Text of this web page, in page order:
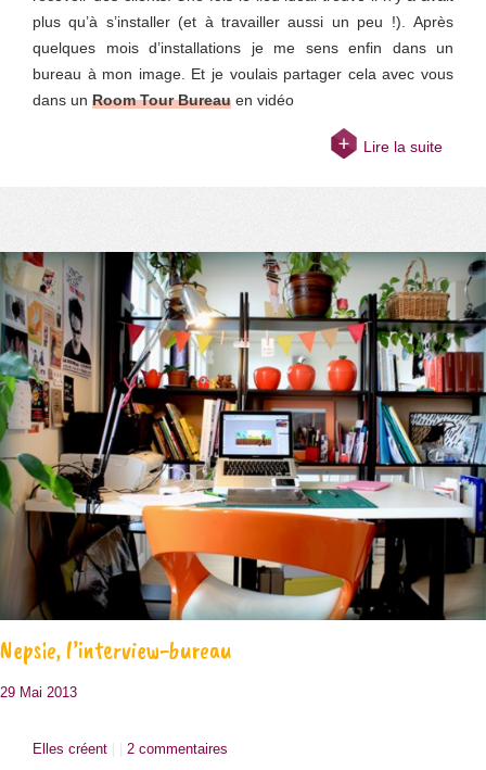
plus qu’à s’installer (et à travailler aussi un peu !). Après
quelques mois d’installations je me sens enfin dans un
bureau à mon image. Et je voulais partager cela avec vous
dans un Room Tour Bureau en vidéo
Lire la suite
Nepsie, l’interview-bureau
29 Mai 2013
Elles créent 2 commentaires